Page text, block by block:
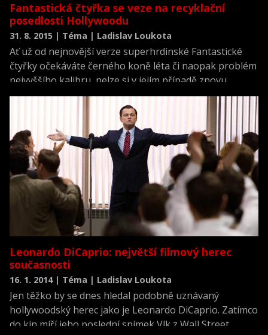
Fantastická čtyřka se veze na recyklační
posedlosti Hollywoodu
31. 8. 2015 | Téma | Ladislav Loukota
Ať už od nejnovější verze superhrdinské Fantastické
čtyřky očekáváte černého koně léta či naopak problém
nejvyššího kalibru, nelze si v jejím případě znovu
nevšimnout značné posedlosti Hollywoodu
remakováním vlastní tvorby. Zatímco dříve, jako v
případě Zjizvené tváře nebo Věci, byly remaky
vytvářeny dekády od své inspirační látky, dnes
přicházejí i méně než deset let po ní. Čím to je, že se
filmaři zamilovali do předělávek, a bude tomu někdy
konec?
Leonardo DiCaprio: největší filmový herec
současnosti
16. 1. 2014 | Téma | Ladislav Loukota
Jen těžko by se dnes hledal podobně uznávaný
hollywoodský herec jako je Leonardo DiCaprio. Zatímco
do kin míří jeho poslední snímek Vlk z Wall Street,